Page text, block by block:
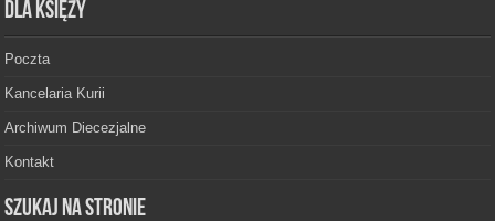
Dla księży
Poczta
Kancelaria Kurii
Archiwum Diecezjalne
Kontakt
Szukaj na stronie